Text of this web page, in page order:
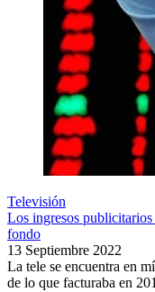
Televisión
Los ingresos
fondo
13 Septiembre 2022
La tele se encuentra en
de lo que facturaba en